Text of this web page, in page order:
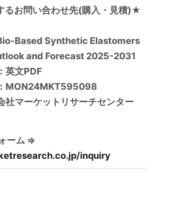
るお問い合わせ先(購入・見積)★
Based Synthetic Elastomers
and Forecast 2025-2031
英文PDF
MON24MKT595098
社マーケットリサーチセンター
ーム ⇒
inquiry